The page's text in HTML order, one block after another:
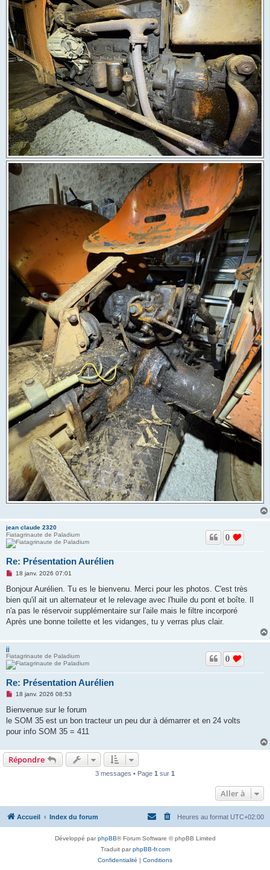
jean claude 2320
Fiatagrinaute de Paladium
Re: Présentation Aurélien
0
M
s
a
g
n
18 janv. 2026 07:01
Bonjour Aurélien. Tu es le bienvenu. Merci pour les photos. C'est très
bien qu'il ait un alternateur et le relevage avec l'huile du pont et boîte. Il
n'a pas le réservoir supplémentaire sur l'aile mais le filtre incorporé
Après une bonne toilette et les vidanges, tu y verras plus clair.
jj
Fiatagrinaute de Paladium
Re: Présentation Aurélien
0
M
s
a
g
o
n
l
18 janv. 2026 08:53
Bienvenue sur le forum
le SOM 35 est un bon tracteur un peu dur à démarrer et en 24 volts
pour info SOM 35 = 411
Répondre
3 messages • Page 1 sur 1
Aller à
Accueil Index du forum Heures au format UTC+02:00
Développé parphpBB® Forum Software © phpBB Limited
Traduit parphpBB-fr.com
Confidentialité | Conditions